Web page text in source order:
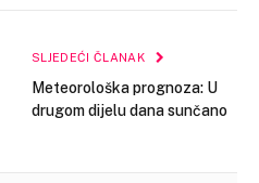
SLJEDEĆI ČLANAK
Meteorološka prognoza: U
drugom dijelu dana sunčano